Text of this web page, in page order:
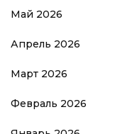
Май 2026
Апрель 2026
Март 2026
Февраль 2026